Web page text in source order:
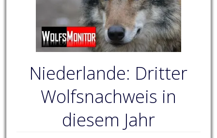
Niederlande: Dritter
Wolfsnachweis in
diesem Jahr